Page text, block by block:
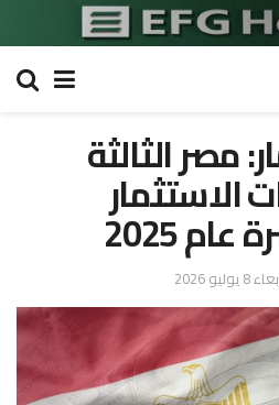
مصر الثالثة
الاستثمار
2025
يوليو 2026